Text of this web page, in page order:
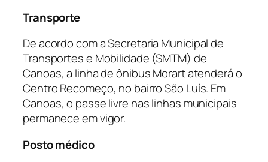
Transporte
De acordo com a Secretaria Municipal de
Transportes e Mobilidade (SMTM) de
Canoas, a linha de ônibus Morart atenderá o
Centro Recomeço, no bairro São Luís. Em
Canoas, o passe livre nas linhas municipais
permanece em vigor.
Posto médico